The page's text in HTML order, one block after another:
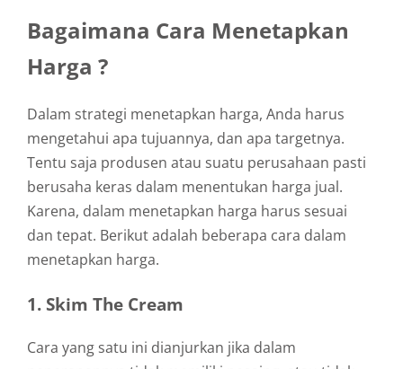
Bagaimana Cara Menetapkan
Harga ?
Dalam strategi menetapkan harga, Anda harus
mengetahui apa tujuannya, dan apa targetnya.
Tentu saja produsen atau suatu perusahaan pasti
berusaha keras dalam menentukan harga jual.
Karena, dalam menetapkan harga harus sesuai
dan tepat. Berikut adalah beberapa cara dalam
menetapkan harga.
1. Skim The Cream
Cara yang satu ini dianjurkan jika dalam